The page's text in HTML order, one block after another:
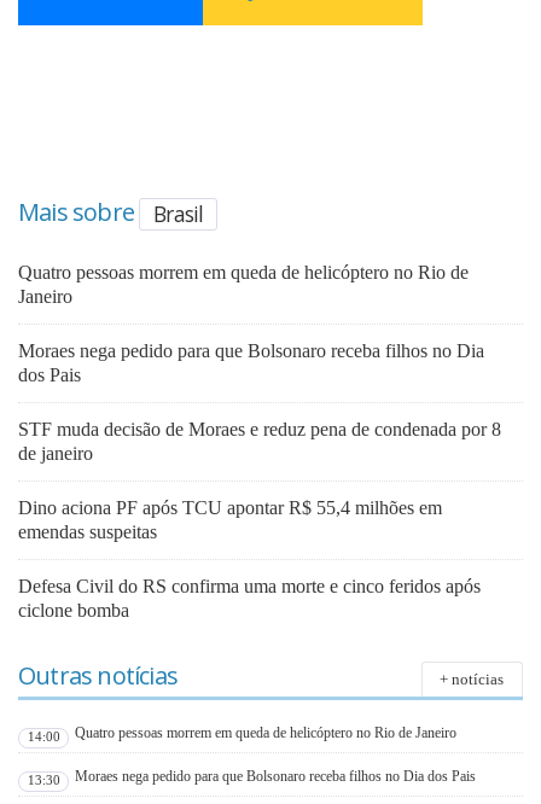
Mais sobre Brasil
Quatro pessoas morrem em queda de helicóptero no Rio de
Janeiro
Moraes nega pedido para que Bolsonaro receba filhos no Dia
dos Pais
STF muda decisão de Moraes e reduz pena de condenada por 8
de janeiro
Dino aciona PF após TCU apontar R$ 55,4 milhões em
emendas suspeitas
Defesa Civil do RS confirma uma morte e cinco feridos após
ciclone bomba
Outras notícias + notícias
14:00 Quatro pessoas morrem em queda de helicóptero no Rio de Janeiro
13:30 Moraes nega pedido para que Bolsonaro receba filhos no Dia dos Pais